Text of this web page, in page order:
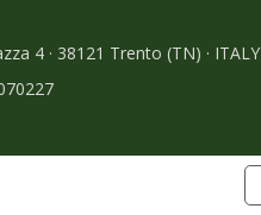
4 · 38121 Trento (TN) · ITALY